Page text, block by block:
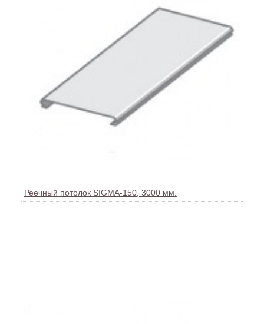
Реечный потолок SIGMA-150, 3000 мм.